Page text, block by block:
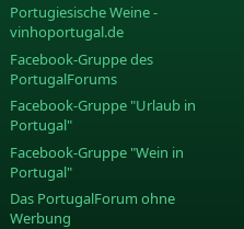
Portugiesische Weine -
vinhoportugal.de
Facebook-Gruppe des
PortugalForums
Facebook-Gruppe "Urlaub in
Portugal"
Facebook-Gruppe "Wein in
Portugal"
Das PortugalForum ohne
Werbung